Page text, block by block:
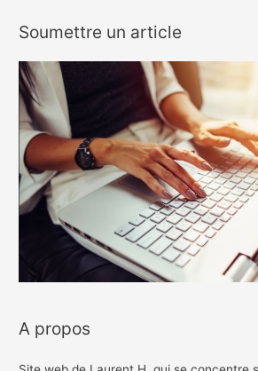
Soumettre un article
A propos